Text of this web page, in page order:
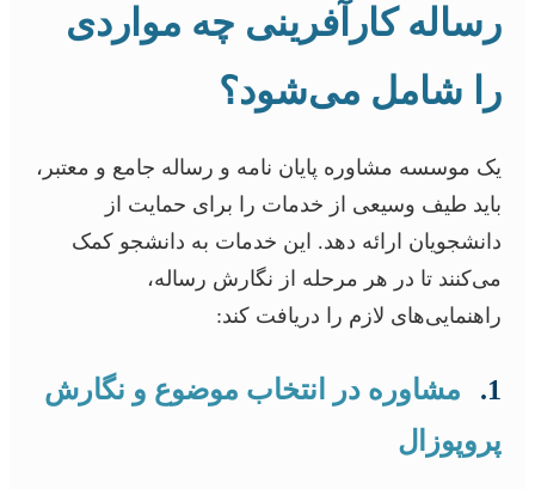
رساله کارآفرینی چه مواردی
را شامل می‌شود؟
یک موسسه مشاوره پایان نامه و رساله جامع و معتبر،
باید طیف وسیعی از خدمات را برای حمایت از
دانشجویان ارائه دهد. این خدمات به دانشجو کمک
می‌کنند تا در هر مرحله از نگارش رساله،
راهنمایی‌های لازم را دریافت کند:
1.
مشاوره در انتخاب موضوع و نگارش
پروپوزال